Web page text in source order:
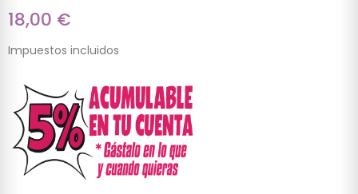
18,00 €
Impuestos incluidos